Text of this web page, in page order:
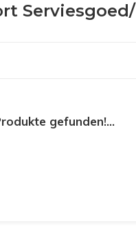
gefunden!...